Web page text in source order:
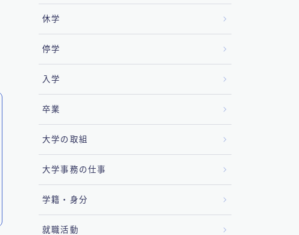
休学
停学
入学
卒業
大学の取組
大学事務の仕事
学籍・身分
就職活動